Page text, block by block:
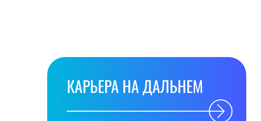
КАРЬЕРА НА ДАЛЬНЕМ